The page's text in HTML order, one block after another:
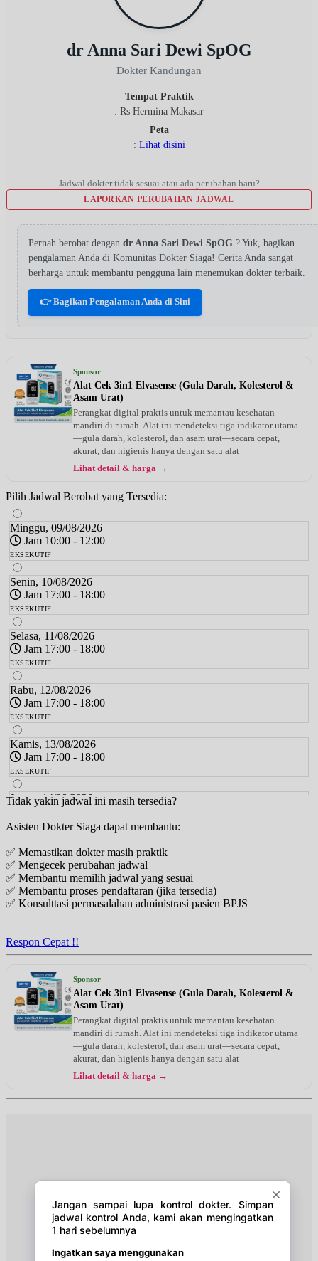
dr Anna Sari Dewi SpOG
Dokter Kandungan
Tempat Praktik
: Rs Hermina Makasar
Peta
: Lihat disini
Jadwal dokter tidak sesuai atau ada perubahan baru?
LAPORKAN PERUBAHAN JADWAL
Pernah berobat dengan dr Anna Sari Dewi SpOG ? Yuk, bagikan
pengalaman Anda di Komunitas Dokter Siaga! Cerita Anda sangat
berharga untuk membantu pengguna lain menemukan dokter terbaik.
👉 Bagikan Pengalaman Anda di Sini
Sponsor
Alat Cek 3in1 Elvasense (Gula Darah, Kolesterol &
Asam Urat)
Perangkat digital praktis untuk memantau kesehatan
mandiri di rumah. Alat ini mendeteksi tiga indikator utama
—gula darah, kolesterol, dan asam urat—secara cepat,
akurat, dan higienis hanya dengan satu alat
Lihat detail & harga →
Pilih Jadwal Berobat yang Tersedia:
Minggu, 09/08/2026
Jam 10:00 - 12:00
EKSEKUTIF
Senin, 10/08/2026
Jam 17:00 - 18:00
EKSEKUTIF
Selasa, 11/08/2026
Jam 17:00 - 18:00
EKSEKUTIF
Rabu, 12/08/2026
Jam 17:00 - 18:00
EKSEKUTIF
Kamis, 13/08/2026
Jam 17:00 - 18:00
EKSEKUTIF
Jumat, 14/08/2026
Jam 17:00 - 18:00
EKSEKUTIF
Minggu, 16/08/2026
Jam 10:00 - 12:00
EKSEKUTIF
Senin, 17/08/2026
Jam 17:00 - 18:00
EKSEKUTIF
Rabu, 19/08/2026
Jam 17:00 - 18:00
Jam 17:00 - 18:00
Jam 10:00 - 12:00
Senin, 24/08/2026
Tidak yakin jadwal ini masih tersedia?
Asisten Dokter Siaga dapat membantu:
✅ Memastikan dokter masih praktik
✅ Mengecek perubahan jadwal
✅ Membantu memilih jadwal yang sesuai
✅ Membantu proses pendaftaran (jika tersedia)
✅ Konsulttasi permasalahan administrasi pasien BPJS
Respon Cepat !!
Sponsor
Alat Cek 3in1 Elvasense (Gula Darah, Kolesterol &
Asam Urat)
Perangkat digital praktis untuk memantau kesehatan
mandiri di rumah. Alat ini mendeteksi tiga indikator utama
—gula darah, kolesterol, dan asam urat—secara cepat,
akurat, dan higienis hanya dengan satu alat
Lihat detail & harga →